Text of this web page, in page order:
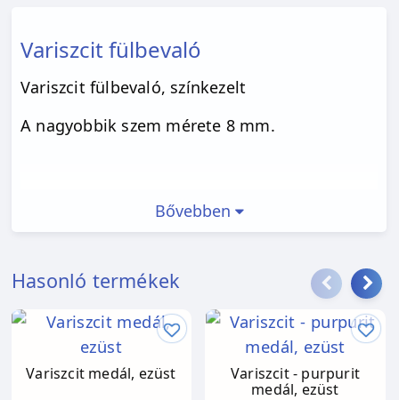
Variszcit fülbevaló
Variszcit fülbevaló, színkezelt
A nagyobbik szem mérete 8 mm.
Bővebben
Hasonló termékek
Variszcit medál, ezüst
Variszcit - purpurit
medál, ezüst